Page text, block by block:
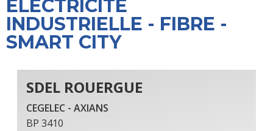
ÉLECTRICITÉ
INDUSTRIELLE - FIBRE -
SMART CITY
SDEL ROUERGUE
CEGELEC - AXIANS
BP 3410